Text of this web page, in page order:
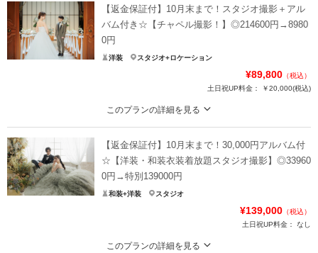
【返金保証付】10月末まで！スタジオ撮影＋アル
バム付き☆【チャペル撮影！】◎214600円→8980
0円
洋装 スタジオ+ロケーション
¥89,800 （税込）
土日祝UP料金：
￥20,000(税込)
このプランの詳細を見る
厳かなチャペル撮影！家族と一緒にフォトウェディング可◎指輪交換やベール
アップ等挙式演出できます♪
【チャペル＋スタジオ撮影】
家族と撮影可。何名でもOK!
※特典は相談会にてご確認ください。
【返金保証付】10月末まで！30,000円アルバム付
☆【洋装・和装衣装着放題スタジオ撮影】◎33960
0円→特別139000円
和装+洋装 スタジオ
¥139,000 （税込）
土日祝UP料金：
なし
このプランの詳細を見る